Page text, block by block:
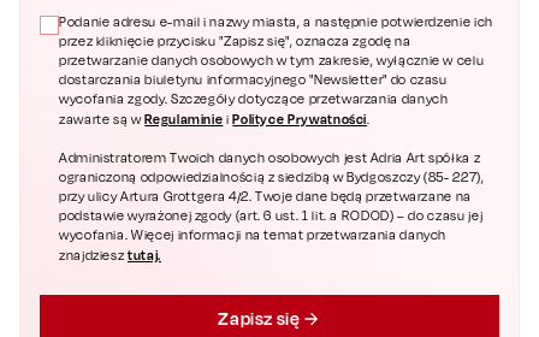
Podanie adresu e-mail i nazwy miasta, a następnie potwierdzenie ich
przez kliknięcie przycisku "Zapisz się", oznacza zgodę na
przetwarzanie danych osobowych w tym zakresie, wyłącznie w celu
dostarczania biuletynu informacyjnego "Newsletter" do czasu
wycofania zgody. Szczegóły dotyczące przetwarzania danych
zawarte są wRegulaminie iPolityce Prywatności.
Administratorem Twoich danych osobowych jest Adria Art spółka z
ograniczoną odpowiedzialnością z siedzibą w Bydgoszczy (85- 227),
przy ulicy Artura Grottgera 4/2. Twoje dane będą przetwarzane na
podstawie wyrażonej zgody (art. 6 ust. 1 lit. a RODOD) – do czasu jej
wycofania. Więcej informacji na temat przetwarzania danych
znajdziesztutaj.
Zapisz się